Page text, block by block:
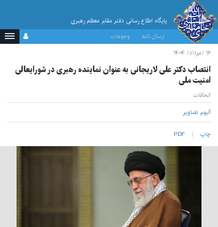
پایگاه اطلاع رسانی دفتر مقام معظم رهبری
ارسال نامه
وجوهات
۱۶ /مرداد/ ۱۴۰۴
انتصاب دکتر علی لاریجانی به عنوان نماینده رهبری در شورایعالی
امنیت ملی
الحاقات
آلبوم تصاویر
چاپ PDF